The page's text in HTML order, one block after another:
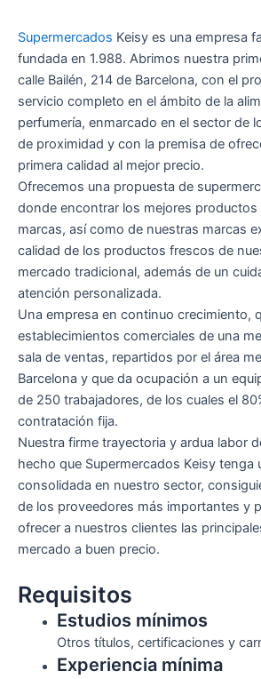
Supermercados Keisy es una empresa
fundada en 1.988. Abrimos nuestra
calle Bailén, 214 de Barcelona, con el
servicio completo en el ámbito de la
perfumería, enmarcado en el sector de
de proximidad y con la premisa de
primera calidad al mejor precio.
Ofrecemos una propuesta de
donde encontrar los mejores productos
marcas, así como de nuestras marcas
calidad de los productos frescos de
mercado tradicional, además de un
atención personalizada.
Una empresa en continuo crecimiento,
establecimientos comerciales de una
sala de ventas, repartidos por el área
Barcelona y que da ocupación a un
de 250 trabajadores, de los cuales el
contratación fija.
Nuestra firme trayectoria y ardua labor
hecho que Supermercados Keisy tenga
consolidada en nuestro sector,
de los proveedores más importantes y
ofrecer a nuestros clientes las
mercado a buen precio.
Requisitos
Estudios mínimos
Otros títulos, certificaciones y
Experiencia mínima